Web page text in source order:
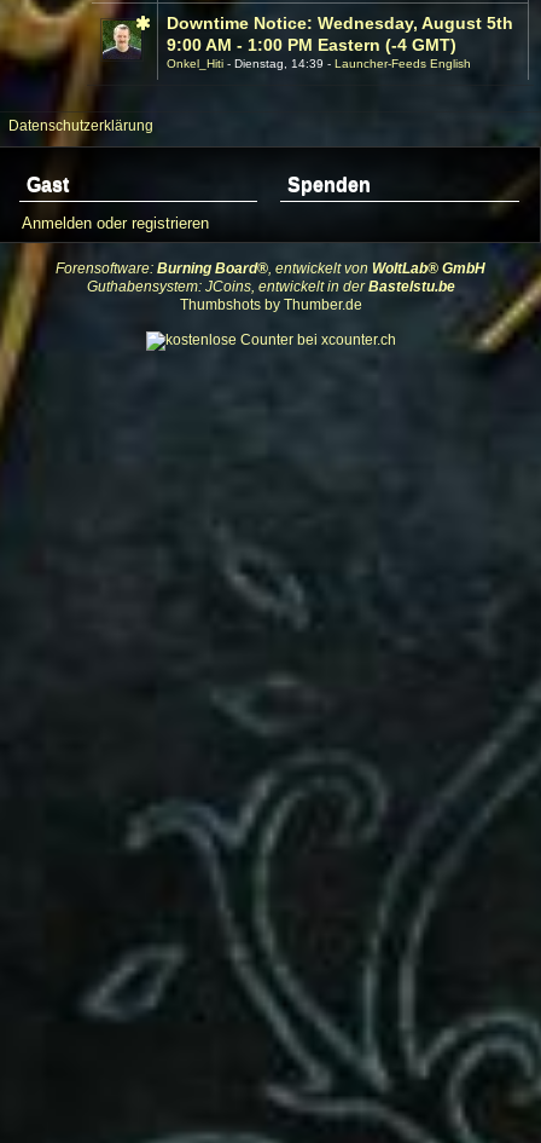
Downtime Notice: Wednesday, August 5th
9:00 AM - 1:00 PM Eastern (-4 GMT)
Onkel_Hiti Dienstag, 14:39 Launcher-Feeds English
Datenschutzerklärung
Gast
Anmelden oder registrieren
Spenden
Forensoftware: Burning Board®, entwickelt von WoltLab® GmbH
Guthabensystem: JCoins, entwickelt in derBastelstu.be
Thumbshots by Thumber.de